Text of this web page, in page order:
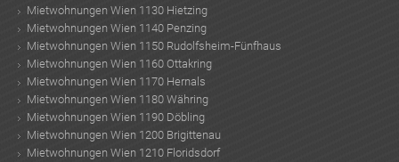
Mietwohnungen Wien 1130 Hietzing
Mietwohnungen Wien 1140 Penzing
Mietwohnungen Wien 1150 Rudolfsheim-Fünfhaus
Mietwohnungen Wien 1160 Ottakring
Mietwohnungen Wien 1170 Hernals
Mietwohnungen Wien 1180 Währing
Mietwohnungen Wien 1190 Döbling
Mietwohnungen Wien 1200 Brigittenau
Mietwohnungen Wien 1210 Floridsdorf